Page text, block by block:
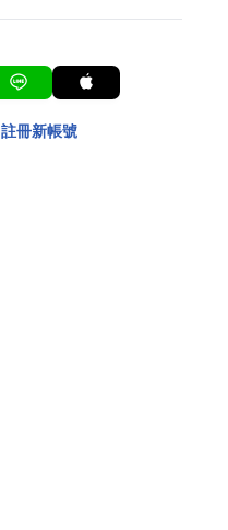
註冊新帳號